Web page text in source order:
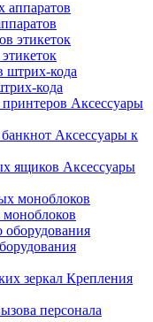
кода
Аксессуары
Аксессуары к
Аксессуары
Крепления